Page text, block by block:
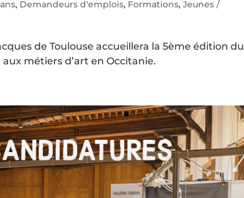
, Demandeurs d'emplois, Formations,Jeunes /
de Toulouse accueillera la 5ème édition du
métiers d’art en Occitanie.